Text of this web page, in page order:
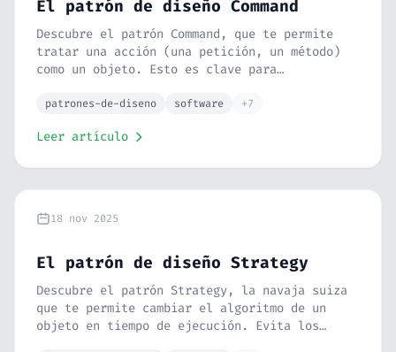
El patrón de diseño Command
Descubre el patrón Command, que te permite
tratar una acción (una petición, un método)
como un objeto. Esto es clave para
tareas y registros de actividad. Lo
remoto.
patrones-de-diseno software +7
Leer artículo
18 nov 2025
El patrón de diseño Strategy
Descubre el patrón Strategy, la navaja suiza
que te permite cambiar el algoritmo de un
objeto en tiempo de ejecución. Evita los